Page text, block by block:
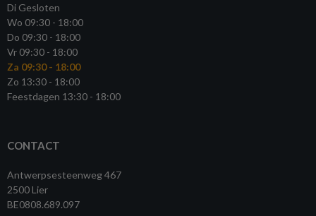
Di Gesloten
Wo 09:30 - 18:00
Do 09:30 - 18:00
Vr 09:30 - 18:00
Za 09:30 - 18:00
Zo 13:30 - 18:00
Feestdagen 13:30 - 18:00
CONTACT
Antwerpsesteenweg 467
2500 Lier
BE0808.689.097